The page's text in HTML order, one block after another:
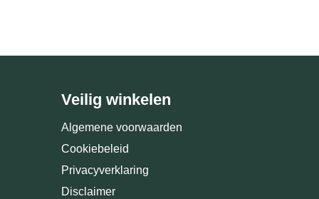
Veilig winkelen
Algemene voorwaarden
Cookiebeleid
Privacyverklaring
Disclaimer